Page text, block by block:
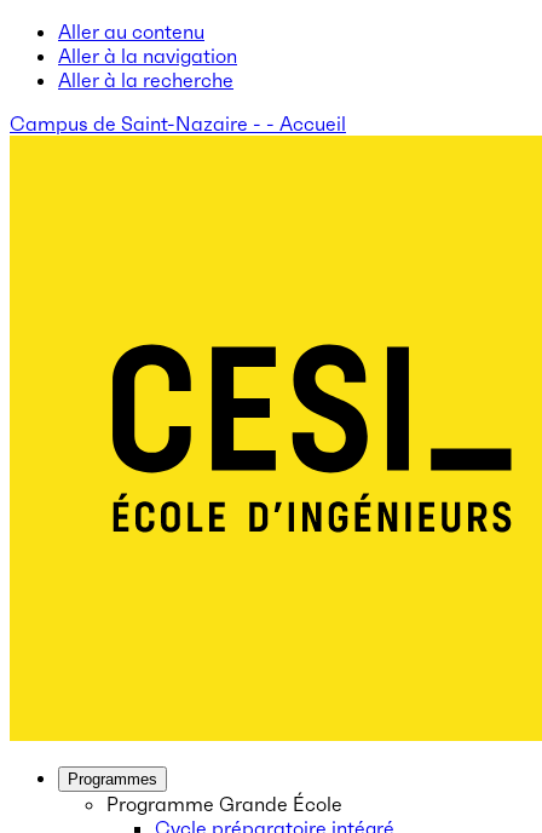
Aller au contenu
Aller à la navigation
Aller à la recherche
Campus de Saint-Nazaire - - Accueil
Programmes
Programme Grande École
Cycle préparatoire intégré